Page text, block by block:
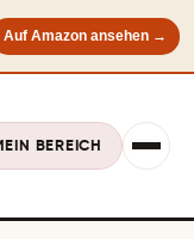
Auf Amazon ansehen →
BEREICH